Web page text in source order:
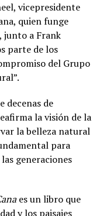
vicepresidente
quien funge
junto a Frank
parte de los
del Grupo
decenas de
la visión de la
la belleza natural
para
generaciones
es un libro que
y los paisajes